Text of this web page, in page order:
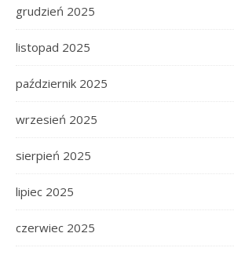
grudzień 2025
listopad 2025
październik 2025
wrzesień 2025
sierpień 2025
lipiec 2025
czerwiec 2025